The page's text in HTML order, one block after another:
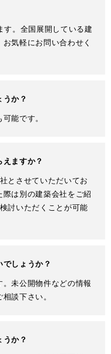
す。全国展開している建
気軽にお問い合わせく
か？
能です。
ますか？
とさせていただいてお
は別の建築会社をご紹
討いただくことが可能
しょうか？
未公開物件などの情報
談下さい。
か？